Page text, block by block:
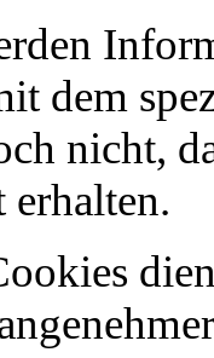
dem
nicht,